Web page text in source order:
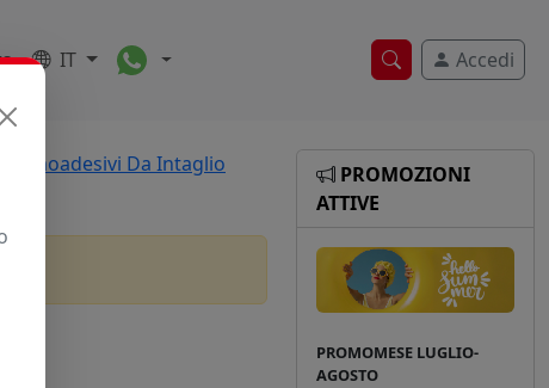
Ricerca veloce
Accedi
IT Toggle Dropdown
Termoadesivi Da Intaglio
PROMOZIONI
ATTIVE
PROMOMESE LUGLIO-
AGOSTO